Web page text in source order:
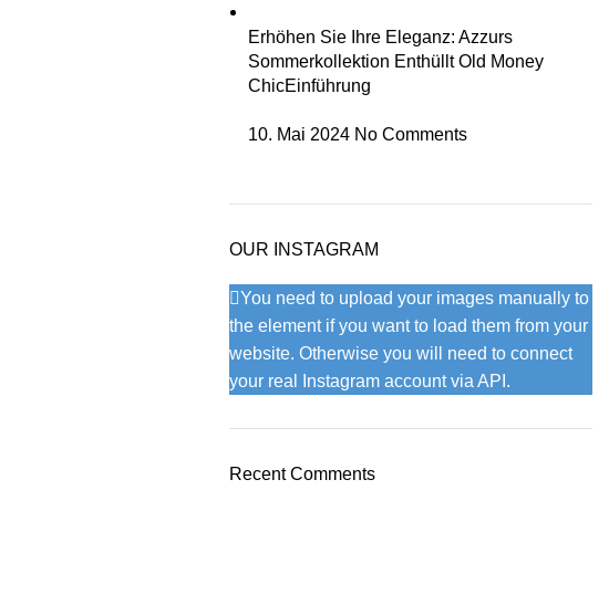
Erhöhen Sie Ihre Eleganz: Azzurs
Sommerkollektion Enthüllt Old Money
ChicEinführung
10. Mai 2024 No Comments
OUR INSTAGRAM
You need to upload your images manually to
the element if you want to load them from your
website. Otherwise you will need to connect
your real Instagram account via API.
Recent Comments